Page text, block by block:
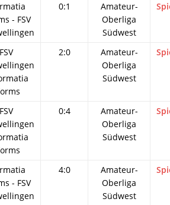
- FSV
0:1
Amateur-
Oberliga
Südwest
FSV
2:0
Amateur-
Oberliga
Südwest
FSV
0:4
Amateur-
Oberliga
Südwest
- FSV
4:0
Amateur-
Oberliga
Südwest